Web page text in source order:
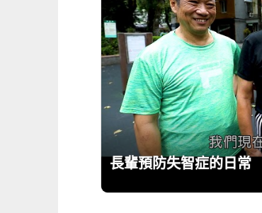
長輩預防失智症的日常